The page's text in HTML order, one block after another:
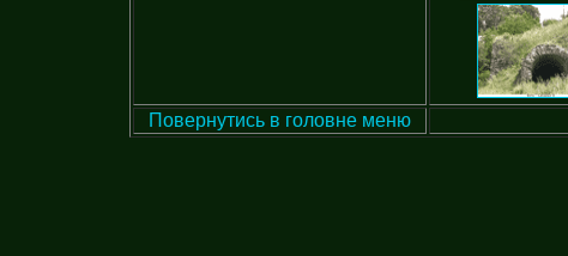
Повернутись в головне меню